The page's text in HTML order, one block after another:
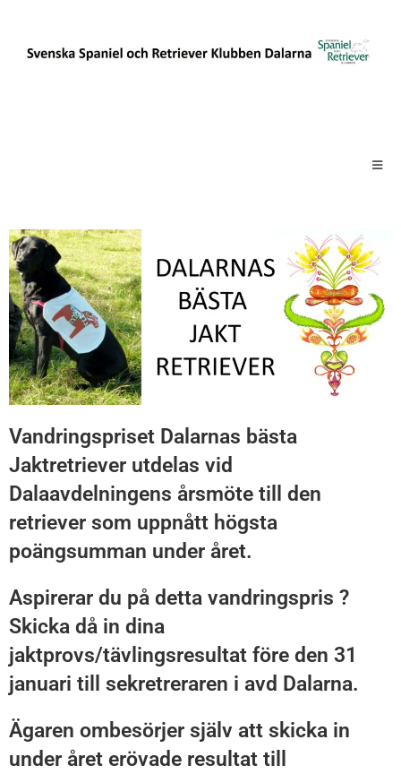
Vandringspriset Dalarnas bästa
Jaktretriever utdelas vid
Dalaavdelningens årsmöte till den
retriever som uppnått högsta
poängsumman under året.
Aspirerar du på detta vandringspris ?
Skicka då in dina
jaktprovs/tävlingsresultat före den 31
januari till sekretreraren i avd Dalarna.
Ägaren ombesörjer själv att skicka in
under året erövade resultat till